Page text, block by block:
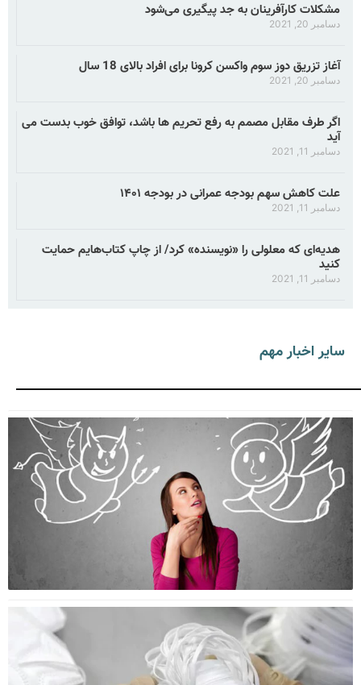
مشکلات کارآفرینان به جد پیگیری می‌شود
دسامبر 20, 2021
آغاز تزریق دوز سوم واکسن کرونا برای افراد بالای 18 سال
دسامبر 20, 2021
اگر طرف مقابل مصمم به رفع تحریم ها باشد، توافق خوب بدست می
آید
دسامبر 11, 2021
علت کاهش سهم بودجه عمرانی در بودجه ۱۴۰۱
دسامبر 11, 2021
هدیه‌ای که معلولی را «نویسنده» کرد/ از چاپ کتاب‌هایم حمایت
کنید
دسامبر 11, 2021
سایر اخبار مهم